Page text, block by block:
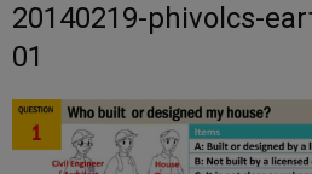
20140219-phivolcs-
01